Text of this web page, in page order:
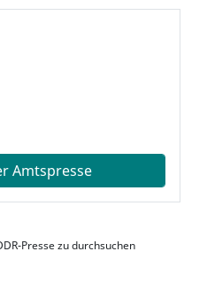
Amtspresse
Presse zu durchsuchen